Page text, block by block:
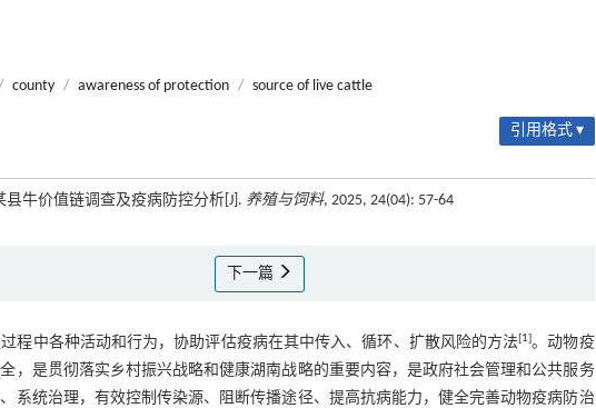
county / awareness of protection / source of live cattle
引用格式 ▾
牛价值链调查及疫病防控分析[J]. 养殖与饲料, 2025, 24(04): 57-64
下一篇
程中各种活动和行为，协助评估疫病在其中传入、循环、扩散风险的方法[1]。动物疫
，是贯彻落实乡村振兴战略和健康湖南战略的重要内容，是政府社会管理和公共服务
系统治理，有效控制传染源、阻断传播途径、提高抗病能力，健全完善动物疫病防治